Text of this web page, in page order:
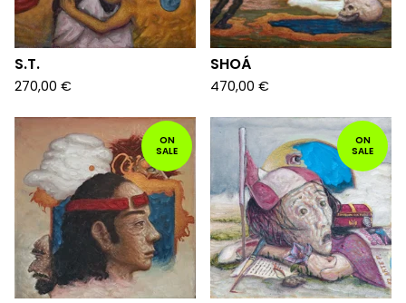
S.T.
270,00 €
SHOÁ
470,00 €
ON
SALE
ON
SALE